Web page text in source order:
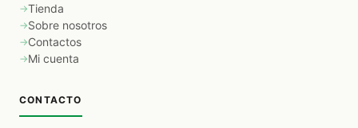
Tienda
Sobre nosotros
Contactos
Mi cuenta
CONTACTO